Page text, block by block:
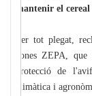
mantenir el
Per tot plegat,
zones ZEPA,
protecció de
climàtica i